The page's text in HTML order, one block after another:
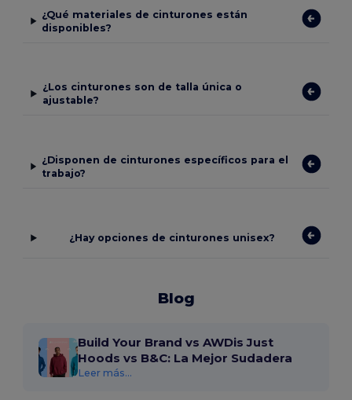
¿Qué materiales de cinturones están
disponibles?
¿Los cinturones son de talla única o
ajustable?
¿Disponen de cinturones específicos para el
trabajo?
¿Hay opciones de cinturones unisex?
Blog
Build Your Brand vs AWDis Just
Hoods vs B&C: La Mejor Sudadera
Leer más...